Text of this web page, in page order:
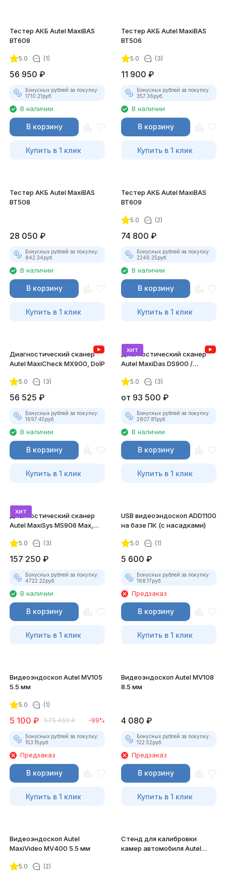
Тестер АКБ Autel MaxiBAS
BT608
5.0 (1)
56 950 ₽
Бонусных рублей за покупку:
1710.21руб.
В наличии
В корзину
Купить в 1 клик
Тестер АКБ Autel MaxiBAS
BT506
5.0 (3)
11 900 ₽
Бонусных рублей за покупку:
357.36руб.
В наличии
В корзину
Купить в 1 клик
Тестер АКБ Autel MaxiBAS
BT508
28 050 ₽
Бонусных рублей за покупку:
842.34руб.
В наличии
В корзину
Купить в 1 клик
Тестер АКБ Autel MaxiBAS
BT609
5.0 (2)
74 800 ₽
Бонусных рублей за покупку:
2246.25руб.
В наличии
В корзину
Купить в 1 клик
Диагностический сканер
Autel MaxiCheck MX900, DoIP
5.0 (3)
56 525 ₽
Бонусных рублей за покупку:
1697.45руб.
В наличии
В корзину
Купить в 1 клик
хит
Диагностический сканер
Autel MaxiDas DS900 /
5.0 (3)
от 93 500 ₽
Бонусных рублей за покупку:
2807.81руб.
В наличии
В корзину
Купить в 1 клик
хит
Диагностический сканер
Autel MaxiSys MS906 Max,
5.0 (3)
157 250 ₽
Бонусных рублей за покупку:
4722.22руб.
В наличии
В корзину
Купить в 1 клик
USB видеоэндоскоп ADD1100
на базе ПК (с насадками)
5.0 (1)
5 600 ₽
Бонусных рублей за покупку:
168.17руб.
Предзаказ
В корзину
Купить в 1 клик
Видеоэндоскоп Autel MV105
5.5 мм
5.0 (1)
5 100 ₽ 575 450 ₽ -99%
Бонусных рублей за покупку:
153.15руб.
Предзаказ
В корзину
Купить в 1 клик
Видеоэндоскоп Autel MV108
8.5 мм
4 080 ₽
Бонусных рублей за покупку:
122.52руб.
Предзаказ
В корзину
Купить в 1 клик
Видеоэндоскоп Autel
MaxiVideo MV400 5.5 мм
5.0 (2)
Стенд для калибровки
камер автомобиля Autel